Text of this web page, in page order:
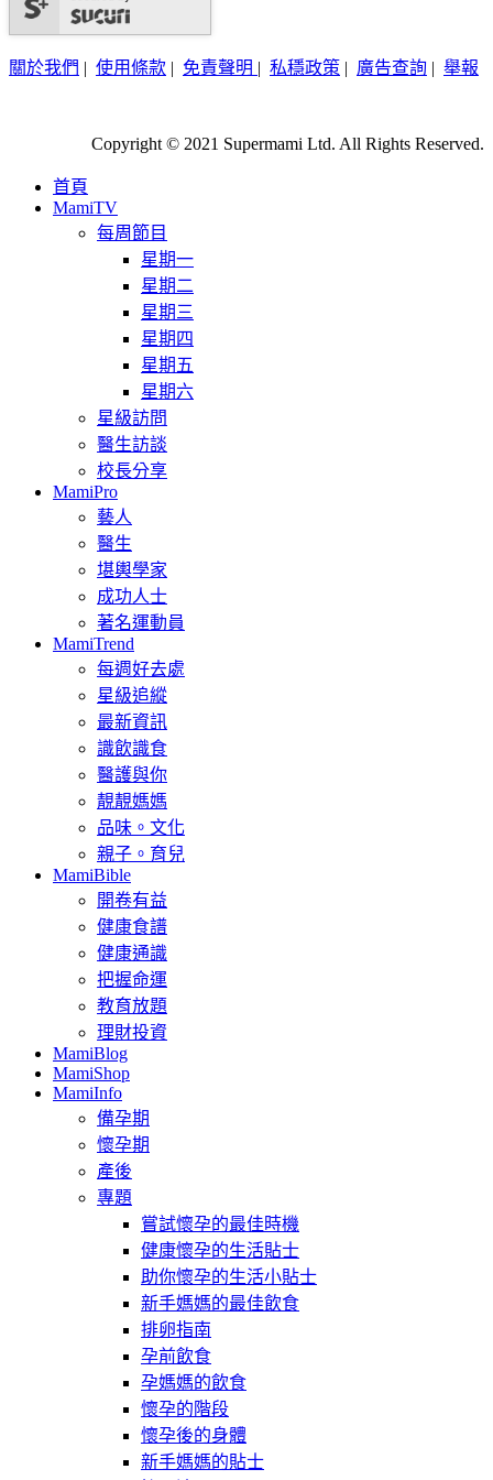
關於我們 | 使用條款 | 免責聲明 | 私穩政策 | 廣告查詢 | 舉報
Copyright © 2021 Supermami Ltd. All Rights Reserved.
首頁
MamiTV
每周節目
星期一
星期二
星期三
星期四
星期五
星期六
星級訪問
醫生訪談
校長分享
MamiPro
藝人
醫生
堪輿學家
成功人士
著名運動員
MamiTrend
每週好去處
星級追縱
最新資訊
識飲識食
醫護與你
靚靚媽媽
品味。文化
親子。育兒
MamiBible
開卷有益
健康食譜
健康通識
把握命運
教育放題
理財投資
MamiBlog
MamiShop
MamiInfo
備孕期
懷孕期
產後
專題
嘗試懷孕的最佳時機
健康懷孕的生活貼士
助你懷孕的生活小貼士
新手媽媽的最佳飲食
排卵指南
孕前飲食
孕媽媽的飲食
懷孕的階段
懷孕後的身體
新手媽媽的貼士